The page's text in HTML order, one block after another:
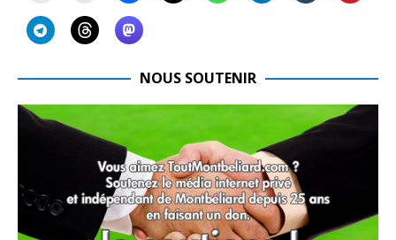
NOUS SOUTENIR